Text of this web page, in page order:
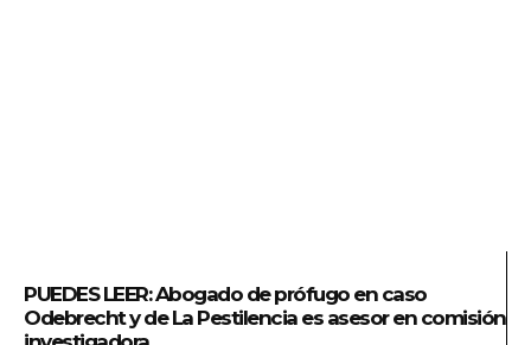
PUEDES LEER:Abogado de prófugo en caso
Odebrecht y de La Pestilencia es asesor en comisión